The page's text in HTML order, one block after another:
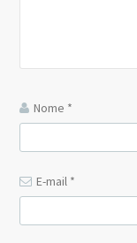
Nome *
E-mail *